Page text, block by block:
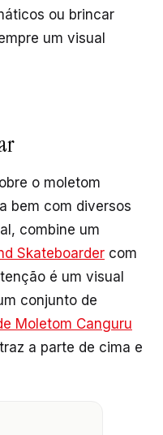
ou brincar
um visual
o moletom
bem com diversos
combine um
Skateboarder com
é um visual
conjunto de
Moletom Canguru
a parte de cima e